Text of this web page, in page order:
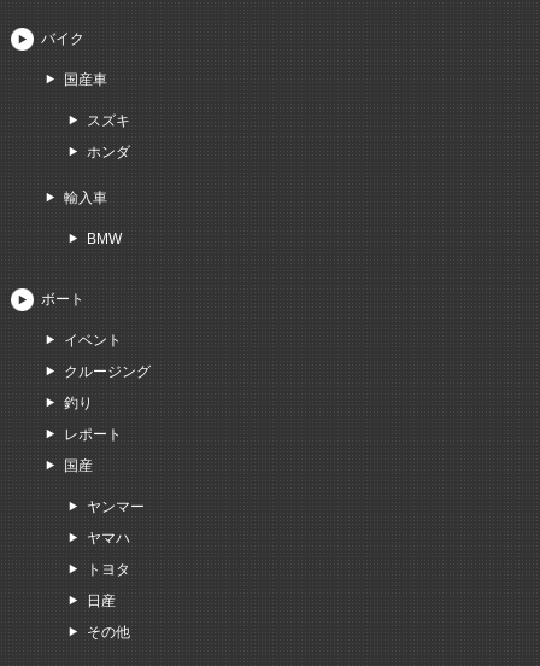
バイク
国産車
スズキ
ホンダ
輸入車
BMW
ボート
イベント
クルージング
釣り
レポート
国産
ヤンマー
ヤマハ
トヨタ
日産
その他